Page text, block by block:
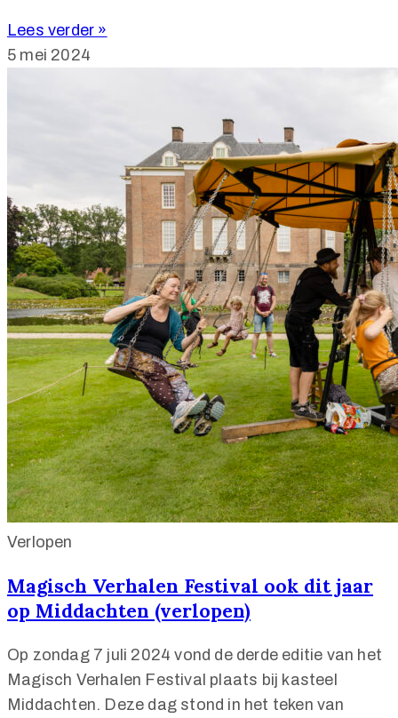
Lees verder »
5 mei 2024
Verlopen
Magisch Verhalen Festival ook dit jaar
op Middachten (verlopen)
Op zondag 7 juli 2024 vond de derde editie van het
Magisch Verhalen Festival plaats bij kasteel
Middachten. Deze dag stond in het teken van